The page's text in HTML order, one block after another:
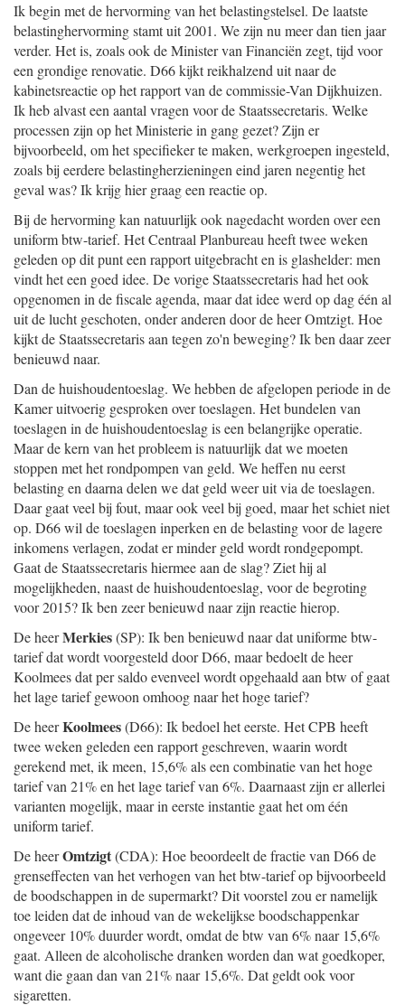
Ik begin met de hervorming van het belastingstelsel. De laatste
belastinghervorming stamt uit 2001. We zijn nu meer dan tien jaar
verder. Het is, zoals ook de Minister van Financiën zegt, tijd voor
een grondige renovatie. D66 kijkt reikhalzend uit naar de
kabinetsreactie op het rapport van de commissie-Van Dijkhuizen.
Ik heb alvast een aantal vragen voor de Staatssecretaris. Welke
processen zijn op het Ministerie in gang gezet? Zijn er
bijvoorbeeld, om het specifieker te maken, werkgroepen ingesteld,
zoals bij eerdere belastingherzieningen eind jaren negentig het
geval was? Ik krijg hier graag een reactie op.
Bij de hervorming kan natuurlijk ook nagedacht worden over een
uniform btw-tarief. Het Centraal Planbureau heeft twee weken
geleden op dit punt een rapport uitgebracht en is glashelder: men
vindt het een goed idee. De vorige Staatssecretaris had het ook
opgenomen in de fiscale agenda, maar dat idee werd op dag één al
uit de lucht geschoten, onder anderen door de heer Omtzigt. Hoe
kijkt de Staatssecretaris aan tegen zo'n beweging? Ik ben daar zeer
benieuwd naar.
Dan de huishoudentoeslag. We hebben de afgelopen periode in de
Kamer uitvoerig gesproken over toeslagen. Het bundelen van
toeslagen in de huishoudentoeslag is een belangrijke operatie.
Maar de kern van het probleem is natuurlijk dat we moeten
stoppen met het rondpompen van geld. We heffen nu eerst
belasting en daarna delen we dat geld weer uit via de toeslagen.
Daar gaat veel bij fout, maar ook veel bij goed, maar het schiet niet
op. D66 wil de toeslagen inperken en de belasting voor de lagere
inkomens verlagen, zodat er minder geld wordt rondgepompt.
Gaat de Staatssecretaris hiermee aan de slag? Ziet hij al
mogelijkheden, naast de huishoudentoeslag, voor de begroting
voor 2015? Ik ben zeer benieuwd naar zijn reactie hierop.
De heerMerkies(SP): Ik ben benieuwd naar dat uniforme btw-
tarief dat wordt voorgesteld door D66, maar bedoelt de heer
Koolmees dat per saldo evenveel wordt opgehaald aan btw of gaat
het lage tarief gewoon omhoog naar het hoge tarief?
De heerKoolmees(D66): Ik bedoel het eerste. Het CPB heeft
twee weken geleden een rapport geschreven, waarin wordt
gerekend met, ik meen, 15,6% als een combinatie van het hoge
tarief van 21% en het lage tarief van 6%. Daarnaast zijn er allerlei
varianten mogelijk, maar in eerste instantie gaat het om één
uniform tarief.
De heerOmtzigt(CDA): Hoe beoordeelt de fractie van D66 de
grenseffecten van het verhogen van het btw-tarief op bijvoorbeeld
de boodschappen in de supermarkt? Dit voorstel zou er namelijk
toe leiden dat de inhoud van de wekelijkse boodschappenkar
ongeveer 10% duurder wordt, omdat de btw van 6% naar 15,6%
gaat. Alleen de alcoholische dranken worden dan wat goedkoper,
want die gaan dan van 21% naar 15,6%. Dat geldt ook voor
sigaretten.